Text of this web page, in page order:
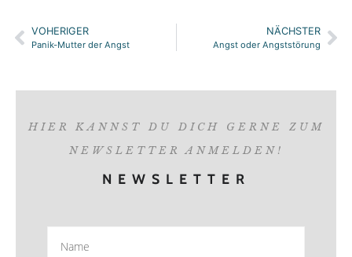
VOHERIGER
Panik-Mutter der Angst
NÄCHSTER
Angst oder Angststörung
HIER KANNST DU DICH GERNE ZUM
NEWSLETTER ANMELDEN!
NEWSLETTER